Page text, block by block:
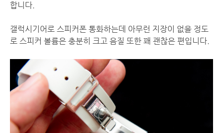
합니다.
갤럭시기어로 스피커폰 통화하는데 아무런 지장이 없을 정도
로 스피커 볼륨은 충분히 크고 음질 또한 꽤 괜찮은 편입니다.